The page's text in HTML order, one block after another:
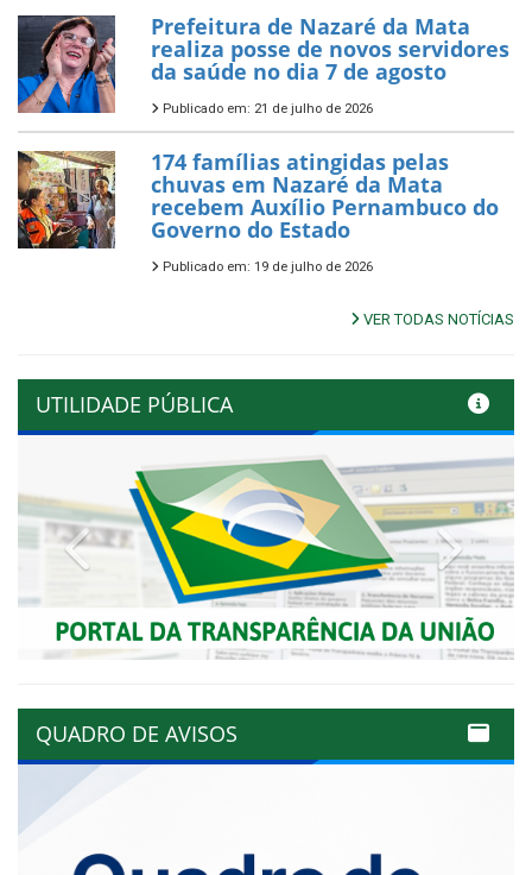
Prefeitura de Nazaré da Mata
realiza posse de novos servidores
da saúde no dia 7 de agosto
Publicado em: 21 de julho de 2026
174 famílias atingidas pelas
chuvas em Nazaré da Mata
recebem Auxílio Pernambuco do
Governo do Estado
Publicado em: 19 de julho de 2026
VER TODAS NOTÍCIAS
UTILIDADE PÚBLICA
Previous Next
QUADRO DE AVISOS